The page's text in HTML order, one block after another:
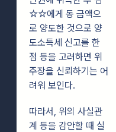
☆☆에게 동 금액으
로 양도한 것으로 양
도소득세 신고를 한
점 등을 고려하면 위
주장을 신뢰하기는 어
려워 보인다.
따라서, 위의 사실관
계 등을 감안할 때 실